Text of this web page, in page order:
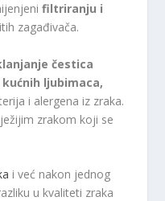
filtriranju i
zagađivača.
čestica
ljubimaca,
i alergena iz zraka.
zrakom koji se
i već nakon jednog
u kvaliteti zraka